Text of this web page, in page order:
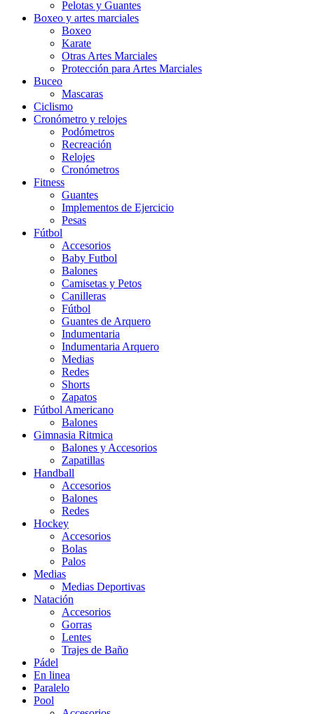
Pelotas y Guantes
Boxeo y artes marciales
Boxeo
Karate
Otras Artes Marciales
Protección para Artes Marciales
Buceo
Mascaras
Ciclismo
Cronómetro y relojes
Podómetros
Recreación
Relojes
Cronómetros
Fitness
Guantes
Implementos de Ejercicio
Pesas
Fútbol
Accesorios
Baby Futbol
Balones
Camisetas y Petos
Canilleras
Fútbol
Guantes de Arquero
Indumentaria
Indumentaria Arquero
Medias
Redes
Shorts
Zapatos
Fútbol Americano
Balones
Gimnasia Ritmica
Balones y Accesorios
Zapatillas
Handball
Accesorios
Balones
Redes
Hockey
Accesorios
Bolas
Palos
Medias
Medias Deportivas
Natación
Accesorios
Gorras
Lentes
Trajes de Baño
Pádel
En linea
Paralelo
Pool